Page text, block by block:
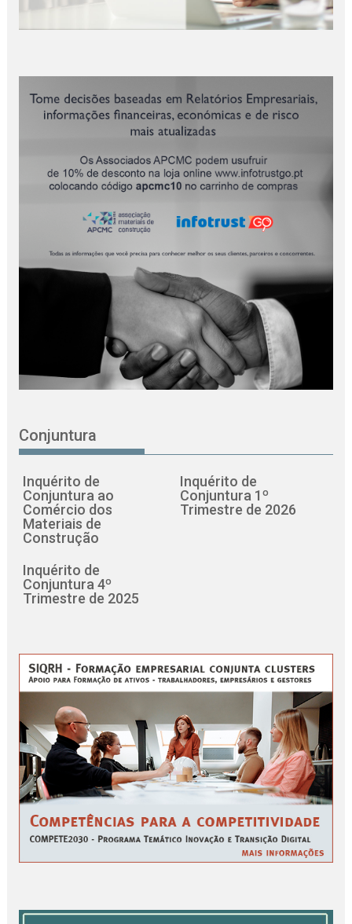
Conjuntura
Inquérito de
Conjuntura ao
Comércio dos
Materiais de
Construção
Inquérito de
Conjuntura 1º
Trimestre de 2026
Inquérito de
Conjuntura 4º
Trimestre de 2025